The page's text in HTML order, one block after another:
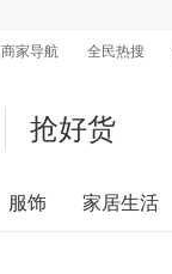
商家导航 全民热搜
抢好货
服饰 家居生活